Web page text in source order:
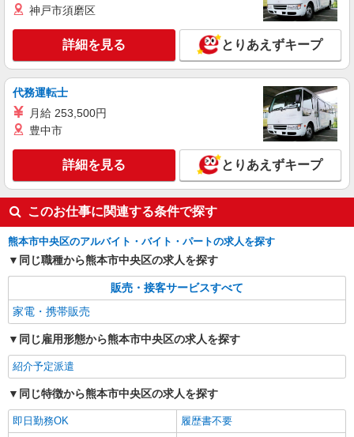
ィブ支給(規定有) ゜・。○。・゜+゜・。○。・゜
+゜
詳細を見る
株式会社シエロ
携帯販売スタッフ【softbank】
時給1400円〜1450円（経験・能力による） ※
残業代支給 ★交通費別途支給（規定あり） ゜
+゜・。○。・゜+゜・。○。・゜+゜ 入社祝い金10
万円支給(規定有) お友達を紹介頂くと, インセンテ
ィブ支給(規定有) ★月2回払い・週払い可能（規程
有）★ ゜・。○。・゜+゜・。○。・゜+゜
熊本県熊本市中央区の家電量販店
キープ 詳細を見る
神戸市須磨区
詳細を見る とりあえずキープ
代務運転士
月給 253,500円
豊中市
詳細を見る とりあえずキープ
このお仕事に関連する条件で探す
熊本市中央区のアルバイト・バイト・パートの求人を探す
同じ職種から熊本市中央区の求人を探す
販売・接客サービスすべて
家電・携帯販売
同じ雇用形態から熊本市中央区の求人を探す
紹介予定派遣
同じ特徴から熊本市中央区の求人を探す
即日勤務OK
履歴書不要